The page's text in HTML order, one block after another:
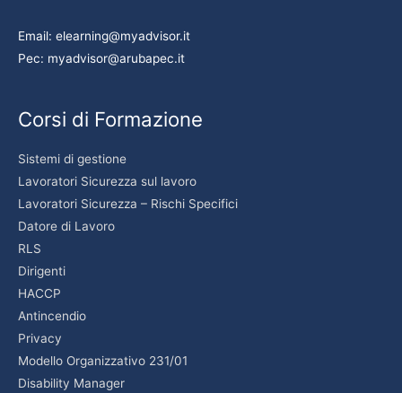
Email: elearning@myadvisor.it
Pec: myadvisor@arubapec.it
Corsi di Formazione
Sistemi di gestione
Lavoratori Sicurezza sul lavoro
Lavoratori Sicurezza – Rischi Specifici
Datore di Lavoro
RLS
Dirigenti
HACCP
Antincendio
Privacy
Modello Organizzativo 231/01
Disability Manager